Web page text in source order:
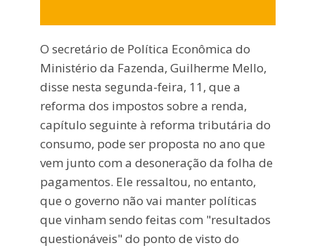
O secretário de Política Econômica do
Ministério da Fazenda, Guilherme Mello,
disse nesta segunda-feira, 11, que a
reforma dos impostos sobre a renda,
capítulo seguinte à reforma tributária do
consumo, pode ser proposta no ano que
vem junto com a desoneração da folha de
pagamentos. Ele ressaltou, no entanto,
que o governo não vai manter políticas
que vinham sendo feitas com "resultados
questionáveis" do ponto de visto do